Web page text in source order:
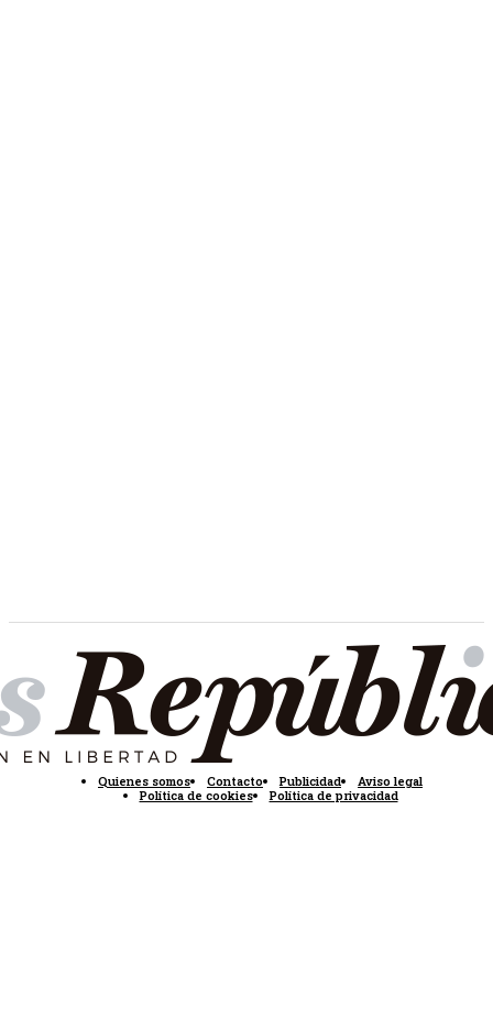
Quienes somos Contacto Publicidad
Aviso legal
Política de cookies
Política de privacidad